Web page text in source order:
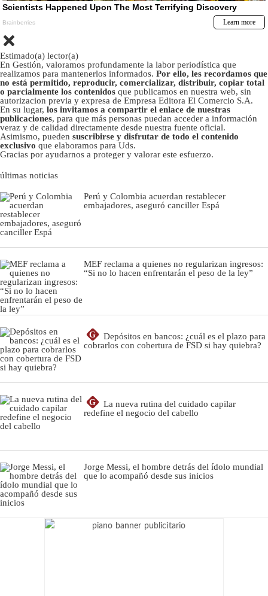
Estimado(a) lector(a)
En Gestión, valoramos profundamente la labor periodística que
realizamos para mantenerlos informados. Por ello, les recordamos que
no está permitido, reproducir, comercializar, distribuir, copiar total
o parcialmente los contenidos que publicamos en nuestra web, sin
autorizacion previa y expresa de Empresa Editora El Comercio S.A.
En su lugar, los invitamos a compartir el enlace de nuestras
publicaciones, para que más personas puedan acceder a información
veraz y de calidad directamente desde nuestra fuente oficial.
Asimismo, pueden suscribirse y disfrutar de todo el contenido
exclusivo que elaboramos para Uds.
Gracias por ayudarnos a proteger y valorar este esfuerzo.
últimas noticias
Perú y Colombia acuerdan restablecer
embajadores, aseguró canciller Espá
MEF reclama a quienes no regularizan ingresos:
“Si no lo hacen enfrentarán el peso de la ley”
G
Depósitos en bancos: ¿cuál es el plazo para
cobrarlos con cobertura de FSD si hay quiebra?
G
La nueva rutina del cuidado capilar
redefine el negocio del cabello
Jorge Messi, el hombre detrás del ídolo mundial
que lo acompañó desde sus inicios